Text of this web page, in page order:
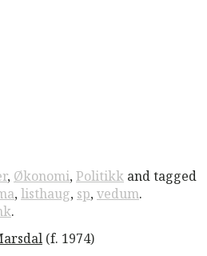
, Økonomi,Politikk and tagged
,listhaug, sp,vedum.
.
(f. 1974)